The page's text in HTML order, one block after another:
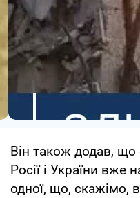
Він також додав, що
Росії і України вже
одної, що, скажімо,